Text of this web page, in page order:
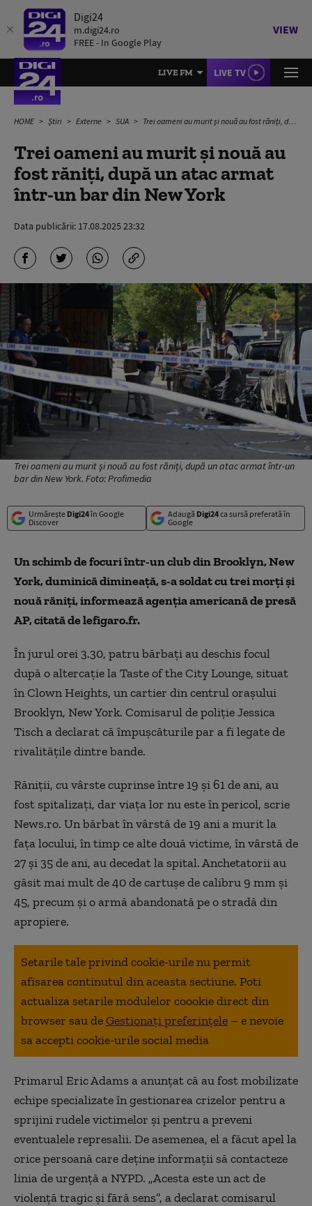
Digi24
m.digi24.ro
FREE - In Google Play
VIEW
LIVE FM LIVE TV
HOME Știri Externe SUA Trei oameni au murit şi nouă au fost răniți, după un atac armat într-un bar din New York
Trei oameni au murit şi nouă au
fost răniți, după un atac armat
într-un bar din New York
Data publicării: 17.08.2025 23:32
Trei oameni au murit şi nouă au fost răniți, după un atac armat într-un
bar din New York. Foto: Profimedia
Urmărește Digi24în Google
Discover
Adaugă Digi24ca sursă preferată în
Google
Un schimb de focuri într-un club din Brooklyn, New
York, duminică dimineaţă, s-a soldat cu trei morţi şi
nouă răniţi, informează agenţia americană de presă
AP, citată de lefigaro.fr.
În jurul orei 3.30, patru bărbaţi au deschis focul
după o altercaţie la Taste of the City Lounge, situat
în Clown Heights, un cartier din centrul oraşului
Brooklyn, New York. Comisarul de poliţie Jessica
Tisch a declarat că împuşcăturile par a fi legate de
rivalităţile dintre bande.
Răniţii, cu vârste cuprinse între 19 şi 61 de ani, au
fost spitalizaţi, dar viaţa lor nu este în pericol, scrie
News.ro. Un bărbat în vârstă de 19 ani a murit la
faţa locului, în timp ce alte două victime, în vârstă de
27 şi 35 de ani, au decedat la spital. Anchetatorii au
găsit mai mult de 40 de cartuşe de calibru 9 mm şi
45, precum şi o armă abandonată pe o stradă din
apropiere.
Setarile tale privind cookie-urile nu permit
afisarea continutul din aceasta sectiune. Poti
actualiza setarile modulelor coookie direct din
browser sau deGestionați preferințele – e nevoie
sa accepti cookie-urile social media
Primarul Eric Adams a anunţat că au fost mobilizate
echipe specializate în gestionarea crizelor pentru a
sprijini rudele victimelor şi pentru a preveni
eventualele represalii. De asemenea, el a făcut apel la
orice persoană care deţine informaţii să contacteze
linia de urgenţă a NYPD. „Acesta este un act de
violenţă tragic şi fără sens”, a declarat comisarul